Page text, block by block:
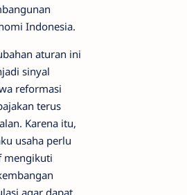
Indonesia.
aturan ini
sinyal
reformasi
terus
Karena itu,
usaha perlu
mengikuti